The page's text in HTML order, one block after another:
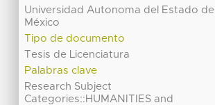
Universidad Autonoma del Estado de
México
Tipo de documento
Tesis de Licenciatura
Palabras clave
Research Subject
Categories::HUMANITIES and